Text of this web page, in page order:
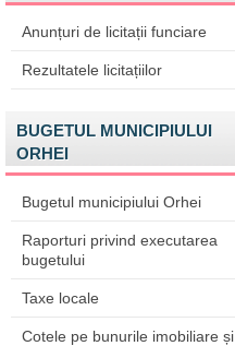
Anunțuri de licitații funciare
Rezultatele licitațiilor
BUGETUL MUNICIPIULUI
ORHEI
Bugetul municipiului Orhei
Raporturi privind executarea
bugetului
Taxe locale
Cotele pe bunurile imobiliare și